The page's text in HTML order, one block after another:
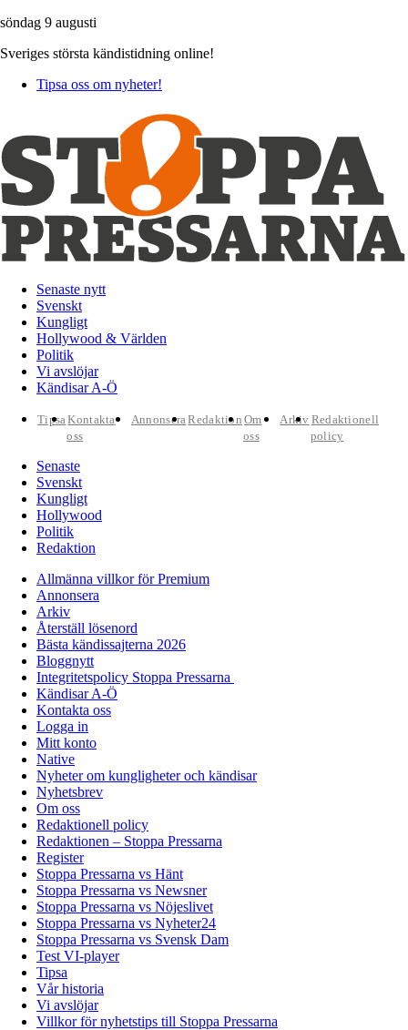
söndag 9 augusti
Sveriges största kändistidning online!
Tipsa oss om nyheter!
Senaste nytt
Svenskt
Kungligt
Hollywood & Världen
Politik
Vi avslöjar
Kändisar A-Ö
TipsaKontakta
oss
AnnonseraRedaktion Om
oss
Arkiv Redaktionell
policy
Senaste
Svenskt
Kungligt
Hollywood
Politik
Redaktion
Allmänna villkor för Premium
Annonsera
Arkiv
Återställ lösenord
Bästa kändissajterna 2026
Bloggnytt
Integritetspolicy Stoppa Pressarna
Kändisar A-Ö
Kontakta oss
Logga in
Mitt konto
Native
Nyheter om kungligheter och kändisar
Nyhetsbrev
Om oss
Redaktionell policy
Redaktionen – Stoppa Pressarna
Register
Stoppa Pressarna vs Hänt
Stoppa Pressarna vs Newsner
Stoppa Pressarna vs Nöjeslivet
Stoppa Pressarna vs Nyheter24
Stoppa Pressarna vs Svensk Dam
Test VI-player
Tipsa
Vår historia
Vi avslöjar
Villkor för nyhetstips till Stoppa Pressarna